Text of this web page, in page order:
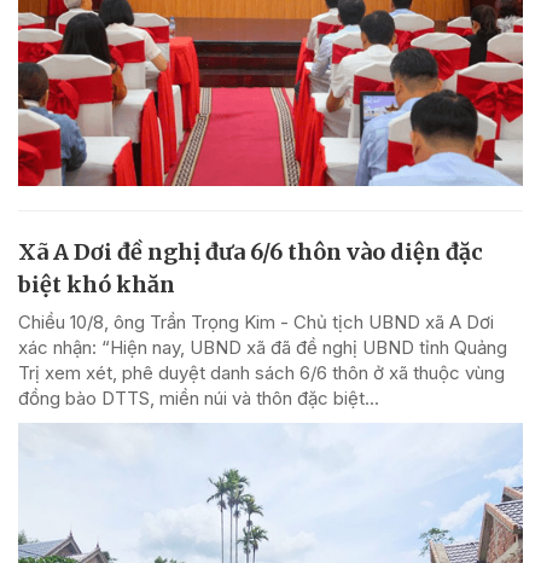
Xã A Dơi đề nghị đưa 6/6 thôn vào diện đặc
biệt khó khăn
Chiều 10/8, ông Trần Trọng Kim - Chủ tịch UBND xã A Dơi
xác nhận: “Hiện nay, UBND xã đã đề nghị UBND tỉnh Quảng
Trị xem xét, phê duyệt danh sách 6/6 thôn ở xã thuộc vùng
đồng bào DTTS, miền núi và thôn đặc biệt...